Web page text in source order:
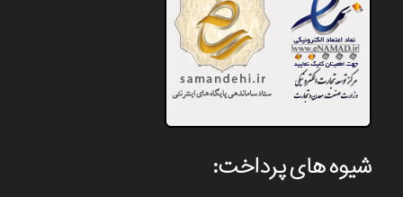
شیوه های پرداخت: